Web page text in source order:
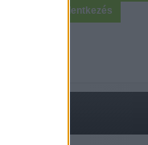
Bejelentkezés